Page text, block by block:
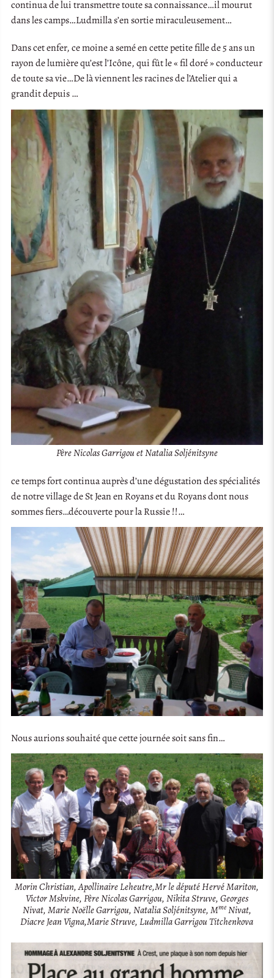
continua de lui transmettre toute sa connaissance…il mourut
dans les camps…Ludmilla s’en sortie miraculeusement…
Dans cet enfer, ce moine a semé en cette petite fille de 5 ans un
rayon de lumière qu’est l’Icône, qui fût le « fil doré » conducteur
de toute sa vie…De là viennent les racines de l’Atelier qui a
grandit depuis …
Père Nicolas Garrigou et Natalia Soljénitsyne
ce temps fort continua auprès d’une dégustation des spécialités
de notre village de St Jean en Royans et du Royans dont nous
sommes fiers…découverte pour la Russie !!…
Nous aurions souhaité que cette journée soit sans fin…
Morin Christian, Apollinaire Leheutre,Mr le député Hervé Mariton,
Victor Mskvine, Père Nicolas Garrigou, Nikita Struve, Georges
Nivat, Marie Noëlle Garrigou, Natalia Soljénitsyne, MmeNivat,
Diacre Jean Vigna,Marie Struve, Ludmilla Garrigou Titchenkova